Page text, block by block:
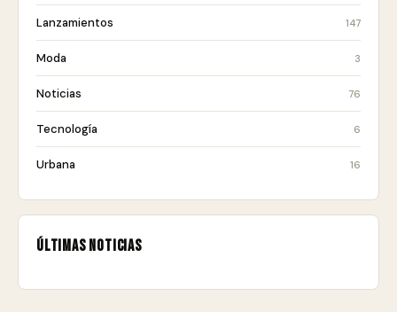
Lanzamientos 147
Moda 3
Noticias 76
Tecnología 6
Urbana 16
Últimas noticias